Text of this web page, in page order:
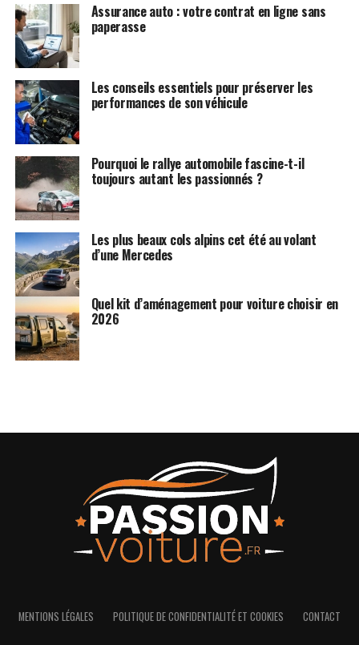
Assurance auto : votre contrat en ligne sans
paperasse
Les conseils essentiels pour préserver les
performances de son véhicule
Pourquoi le rallye automobile fascine-t-il
toujours autant les passionnés ?
Les plus beaux cols alpins cet été au volant
d’une Mercedes
Quel kit d’aménagement pour voiture choisir en
2026
MENTIONS LÉGALES POLITIQUE DE CONFIDENTIALITÉ ET COOKIES CONTACT